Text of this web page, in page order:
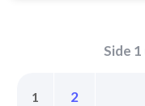
Side
1 2